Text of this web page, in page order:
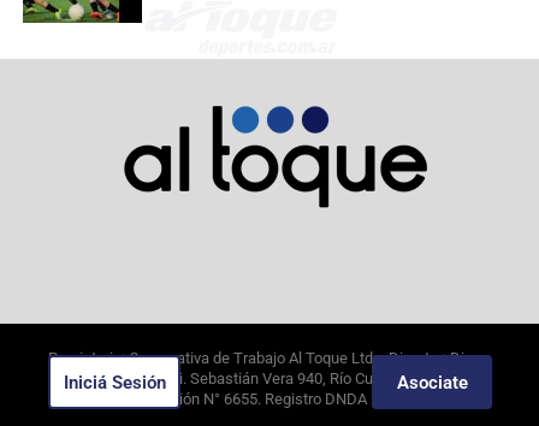
Propietario: Cooperativa de Trabajo Al Toque Ltda. Director: Diego
Alejandro Borghi. Sebastián Vera 940, Río Cuarto, Córdoba.
. Edición N° 6655. Registro DNDA N°09649388.
Asociate
Iniciá Sesión